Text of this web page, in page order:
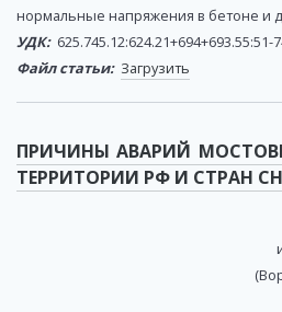
нормальные напряжения в бетоне и
УДК:625.745.12:624.21+694+693.55:51-
Файл статьи: Загрузить
ПРИЧИНЫ АВАРИЙ
ТЕРРИТОРИИ РФ И СТРАН